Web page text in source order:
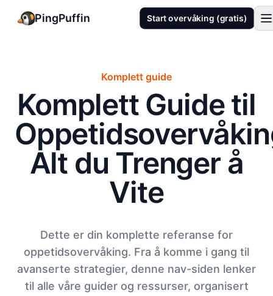
PingPuffin Start overvåking (gratis)
Komplett guide
Komplett Guide til
Alt du Trenger å
Vite
Dette er din komplette referanse for
oppetidsovervåking. Fra å komme i gang til
avanserte strategier, denne nav-siden lenker
til alle våre guider og ressurser, organisert